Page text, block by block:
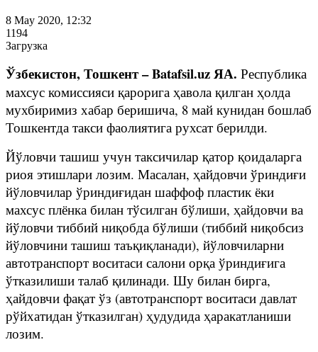
8 May 2020, 12:32
1194
Загрузка
Ўзбекистон, Тошкент – Batafsil.uz ЯА. Республика
махсус комиссияси қарорига ҳавола қилган ҳолда
мухбиримиз хабар беришича, 8 май кунидан бошлаб
Тошкентда такси фаолиятига рухсат берилди.
Йўловчи ташиш учун таксичилар қатор қоидаларга
риоя этишлари лозим. Масалан, ҳайдовчи ўриндиғи
йўловчилар ўриндиғидан шаффоф пластик ёки
махсус плёнка билан тўсилган бўлиши, ҳайдовчи ва
йўловчи тиббий ниқобда бўлиши (тиббий ниқобсиз
йўловчини ташиш таъқиқланади), йўловчиларни
автотранспорт воситаси салони орқа ўриндиғига
ўтказилиши талаб қилинади. Шу билан бирга,
ҳайдовчи фақат ўз (автотранспорт воситаси давлат
рўйхатидан ўтказилган) ҳудудида ҳаракатланиши
лозим.